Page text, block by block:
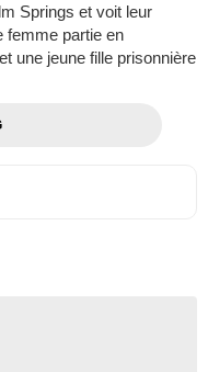
Springs et voit leur
femme partie en
une jeune fille prisonnière